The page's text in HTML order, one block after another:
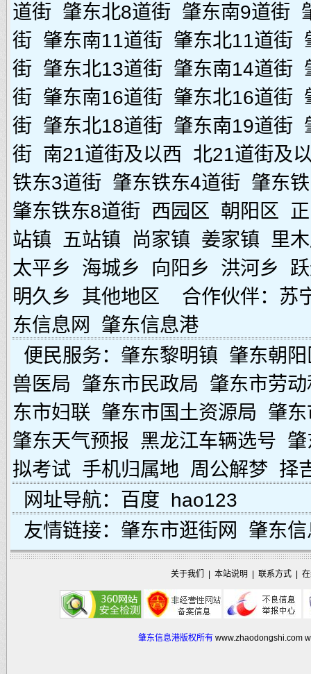
道街 肇东北8道街 肇东南9道街
街 肇东南11道街 肇东北11道街
街 肇东北13道街 肇东南14道街
街 肇东南16道街 肇东北16道街
街 肇东北18道街 肇东南19道街
街 南21道街及以西 北21道街及
铁东3道街 肇东铁东4道街 肇东
肇东铁东8道街 西园区 朝阳区
站镇
五站镇 尚家镇 姜家镇
里
太平乡
海城乡 向阳乡 洪河乡
明久乡
其他地区 合作伙伴： 苏
东信息网
肇东信息港
便民服务： 肇东黎明镇 肇东朝
兽医局 肇东市民政局 肇东市劳
东市妇联 肇东市国土资源局 肇
肇东天气预报 黑龙江车辆选号
拟考试 手机归属地 周公解梦 择
网址导航： 百度 hao123
友情链接： 肇东市逛街网 肇东
关于我们 本站说明 联系方式|
肇东信息港版权所有 www.zhaodongshi.com